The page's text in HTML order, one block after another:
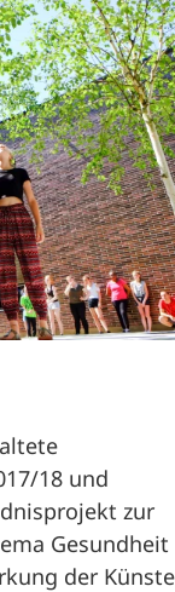
18 und
zur
Gesundheit
der Künste